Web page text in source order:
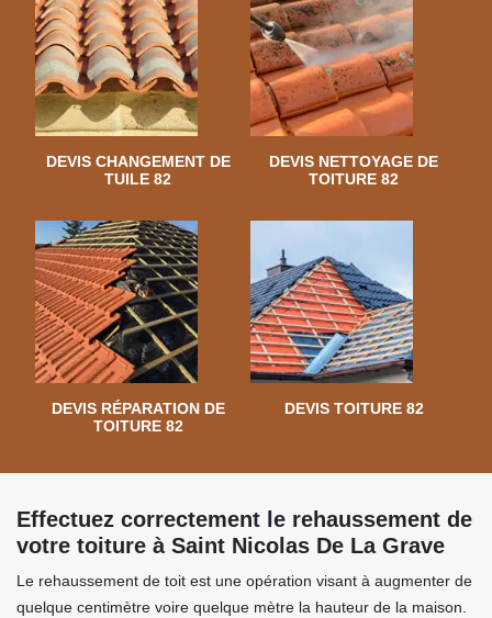
DEVIS CHANGEMENT DE
TUILE 82
DEVIS NETTOYAGE DE
TOITURE 82
DEVIS RÉPARATION DE
TOITURE 82
DEVIS TOITURE 82
Effectuez correctement le rehaussement de
votre toiture à Saint Nicolas De La Grave
Le rehaussement de toit est une opération visant à augmenter de
quelque centimètre voire quelque mètre la hauteur de la maison.